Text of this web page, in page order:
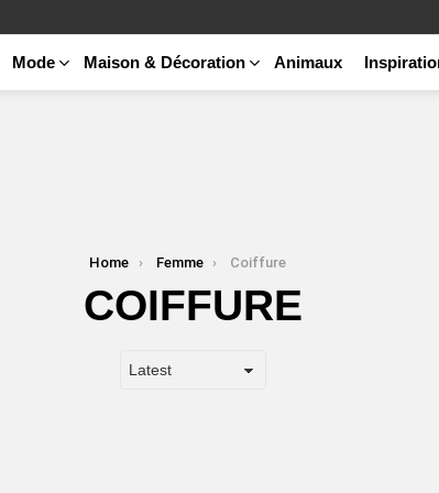
Mode Maison & Décoration Animaux
Home Femme Coiffure
COIFFURE